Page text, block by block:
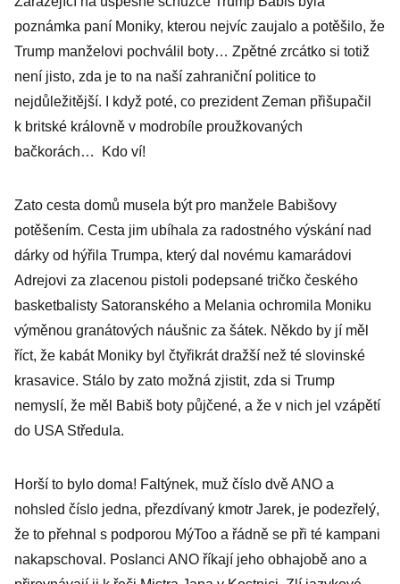
poznámka paní Moniky, kterou nejvíc zaujalo a potěšilo, že
Trump manželovi pochválil boty… Zpětné zrcátko si totiž
není jisto, zda je to na naší zahraniční politice to
nejdůležitější. I když poté, co prezident Zeman přišupačil
k britské královně v modrobíle proužkovaných
bačkorách… Kdo ví!
Zato cesta domů musela být pro manžele Babišovy
potěšením. Cesta jim ubíhala za radostného výskání nad
dárky od hýřila Trumpa, který dal novému kamarádovi
Adrejovi za zlacenou pistoli podepsané tričko českého
basketbalisty Satoranského a Melania ochromila Moniku
výměnou granátových náušnic za šátek. Někdo by jí měl
říct, že kabát Moniky byl čtyřikrát dražší než té slovinské
krasavice. Stálo by zato možná zjistit, zda si Trump
nemyslí, že měl Babiš boty půjčené, a že v nich jel vzápětí
do USA Středula.
Horší to bylo doma! Faltýnek, muž číslo dvě ANO a
nohsled číslo jedna, přezdívaný kmotr Jarek, je podezřelý,
že to přehnal s podporou MýToo a řádně se při té kampani
nakapschoval. Poslanci ANO říkají jeho obhajobě ano a